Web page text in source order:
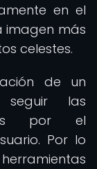
en el
imagen más
celestes.
de un
seguir las
por el
Por lo